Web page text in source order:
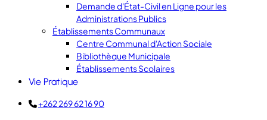
Demande d'État-Civil en Ligne pour les
Administrations Publics
Établissements Communaux
Centre Communal d'Action Sociale
Bibliothèque Municipale
Établissements Scolaires
Vie Pratique
+262 269 62 16 90